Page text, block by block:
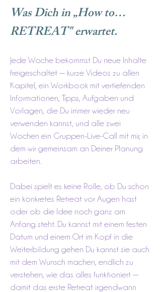
Was Dich in „How to…
RETREAT" erwartet.
Jede Woche bekommst Du neue Inhalte
freigeschaltet — kurze Videos zu allen
Kapitel, ein Workbook mit vertiefenden
Informationen, Tipps, Aufgaben und
Vorlagen, die Du immer wieder neu
verwenden kannst, und alle zwei
Wochen ein Gruppen-Live-Call mit mir, in
dem wir gemeinsam an Deiner Planung
arbeiten.
Dabei spielt es keine Rolle, ob Du schon
ein konkretes Retreat vor Augen hast
oder ob die Idee noch ganz am
Anfang steht. Du kannst mit einem festen
Datum und einem Ort im Kopf in die
Weiterbildung gehen Du kannst sie auch
mit dem Wunsch machen, endlich zu
verstehen, wie das alles funktioniert —
damit das erste Retreat irgendwann